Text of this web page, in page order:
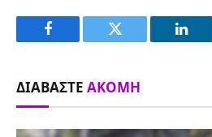
Facebook Twitter
ΔΙΑΒΆΣΤΕ ΑΚΌΜΗ